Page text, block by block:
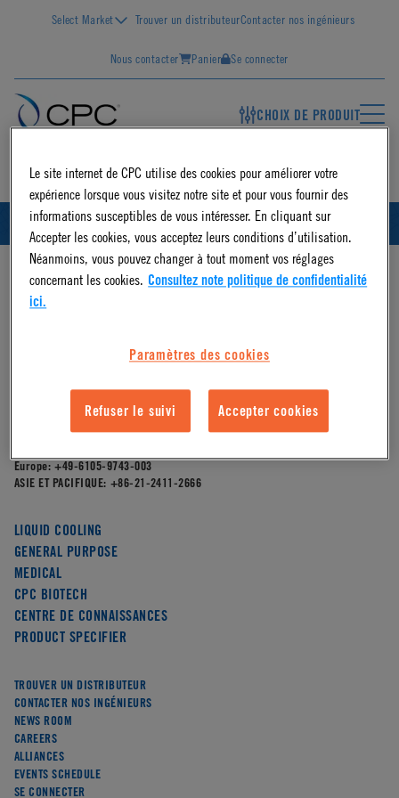
Select Market Trouver un distributeurContacter nos ingénieurs
Nous contacter Panier Se connecter
CHOIX DE PRODUIT
FRANÇAIS ID
Arden Hills, MN 55112
Europe: +49-6105-9743-003
ASIE ET PACIFIQUE: +86-21-2411-2666
LIQUID COOLING
GENERAL PURPOSE
MEDICAL
CPC BIOTECH
CENTRE DE CONNAISSANCES
PRODUCT SPECIFIER
TROUVER UN DISTRIBUTEUR
CONTACTER NOS INGÉNIEURS
NEWS ROOM
CAREERS
ALLIANCES
EVENTS SCHEDULE
SE CONNECTER
Le site internet de CPC utilise des cookies pour améliorer votre
expérience lorsque vous visitez notre site et pour vous fournir des
informations susceptibles de vous intéresser. En cliquant sur
Accepter les cookies, vous acceptez leurs conditions d’utilisation.
Néanmoins, vous pouvez changer à tout moment vos réglages
concernant les cookies. Consultez note politique de confidentialité
ici.
Paramètres des cookies
Refuser le suivi Accepter cookies